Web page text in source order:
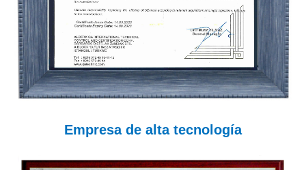
Empresa de alta tecnología